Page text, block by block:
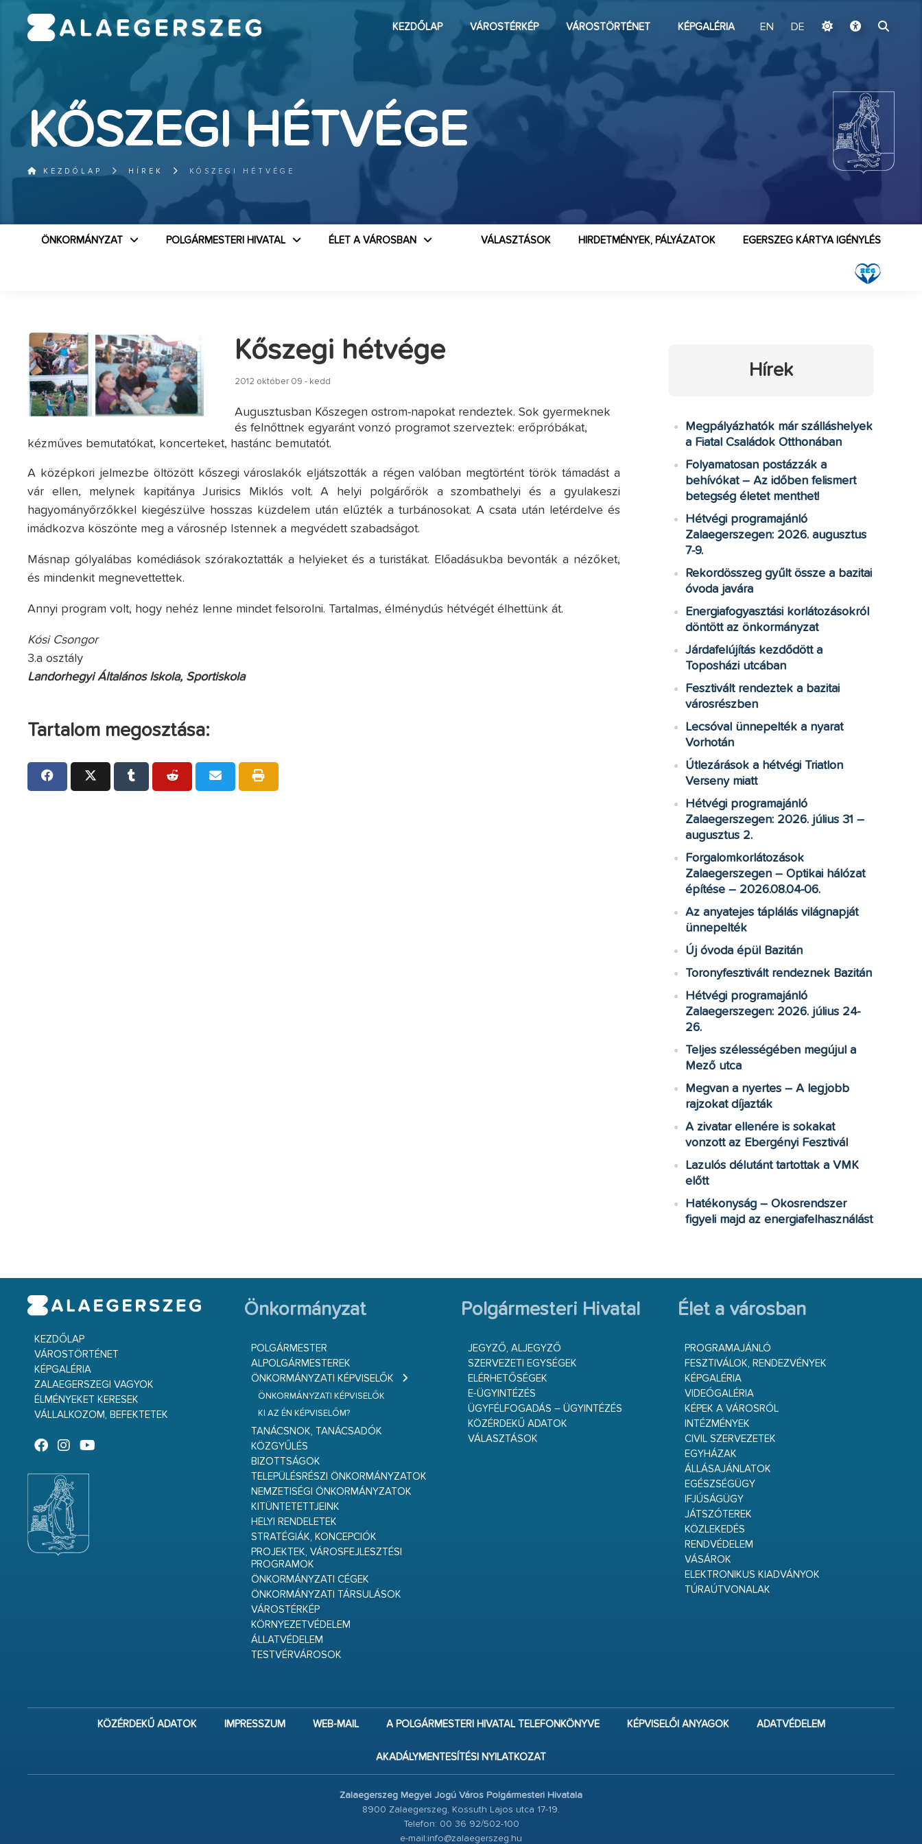
KEZDŐLAP VÁROSTÉRKÉP VÁROSTÖRTÉNET KÉPGALÉRIA EN DE
KŐSZEGI HÉTVÉGE
KEZDŐLAP HÍREK KŐSZEGI HÉTVÉGE
ÖNKORMÁNYZAT POLGÁRMESTERI HIVATAL ÉLET A VÁROSBAN EGERSZEG KÁRTYA IGÉNYLÉS
HIRDETMÉNYEK, PÁLYÁZATOK
VÁLASZTÁSOK
Kőszegi hétvége
2012 október 09 - kedd
Augusztusban Kőszegen ostrom-napokat rendeztek. Sok gyermeknek
és felnőttnek egyaránt vonzó programot szerveztek: erőpróbákat,
kézműves bemutatókat, koncerteket, hastánc bemutatót.
A középkori jelmezbe öltözött kőszegi városlakók eljátszották a régen valóban megtörtént török támadást a
vár ellen, melynek kapitánya Jurisics Miklós volt. A helyi polgárőrök a szombathelyi és a gyulakeszi
hagyományőrzőkkel kiegészülve hosszas küzdelem után elűzték a turbánosokat. A csata után letérdelve és
imádkozva köszönte meg a városnép Istennek a megvédett szabadságot.
Másnap gólyalábas komédiások szórakoztatták a helyieket és a turistákat. Előadásukba bevonták a nézőket,
és mindenkit megnevettettek.
Annyi program volt, hogy nehéz lenne mindet felsorolni. Tartalmas, élménydús hétvégét élhettünk át.
Kósi Csongor
3.a osztály
Landorhegyi Általános Iskola, Sportiskola
Tartalom megosztása:
Hírek
Megpályázhatók már szálláshelyek
a Fiatal Családok Otthonában
Folyamatosan postázzák a
behívókat – Az időben felismert
betegség életet menthet!
Hétvégi programajánló
Zalaegerszegen: 2026. augusztus
7-9.
Rekordösszeg gyűlt össze a bazitai
óvoda javára
Energiafogyasztási korlátozásokról
döntött az önkormányzat
Járdafelújítás kezdődött a
Toposházi utcában
Fesztivált rendeztek a bazitai
városrészben
Lecsóval ünnepelték a nyarat
Vorhotán
Útlezárások a hétvégi Triatlon
Verseny miatt
Hétvégi programajánló
Zalaegerszegen: 2026. július 31 –
augusztus 2.
Forgalomkorlátozások
Zalaegerszegen – Optikai hálózat
építése – 2026.08.04-06.
Az anyatejes táplálás világnapját
ünnepelték
Új óvoda épül Bazitán
Toronyfesztivált rendeznek Bazitán
Hétvégi programajánló
Zalaegerszegen: 2026. július 24-
26.
Teljes szélességében megújul a
Mező utca
Megvan a nyertes – A legjobb
rajzokat díjazták
A zivatar ellenére is sokakat
vonzott az Ebergényi Fesztivál
Lazulós délutánt tartottak a VMK
előtt
Hatékonyság – Okosrendszer
figyeli majd az energiafelhasználást
KEZDŐLAP
VÁROSTÖRTÉNET
KÉPGALÉRIA
ZALAEGERSZEGI VAGYOK
ÉLMÉNYEKET KERESEK
VÁLLALKOZOM, BEFEKTETEK
Önkormányzat
POLGÁRMESTER
ALPOLGÁRMESTEREK
ÖNKORMÁNYZATI KÉPVISELŐK
ÖNKORMÁNYZATI KÉPVISELŐK
KI AZ ÉN KÉPVISELŐM?
TANÁCSNOK, TANÁCSADÓK
KÖZGYŰLÉS
BIZOTTSÁGOK
TELEPÜLÉSRÉSZI ÖNKORMÁNYZATOK
NEMZETISÉGI ÖNKORMÁNYZATOK
KITÜNTETETTJEINK
HELYI RENDELETEK
STRATÉGIÁK, KONCEPCIÓK
PROJEKTEK, VÁROSFEJLESZTÉSI
PROGRAMOK
ÖNKORMÁNYZATI CÉGEK
ÖNKORMÁNYZATI TÁRSULÁSOK
VÁROSTÉRKÉP
KÖRNYEZETVÉDELEM
ÁLLATVÉDELEM
TESTVÉRVÁROSOK
Polgármesteri Hivatal
JEGYZŐ, ALJEGYZŐ
SZERVEZETI EGYSÉGEK
ELÉRHETŐSÉGEK
E-ÜGYINTÉZÉS
ÜGYFÉLFOGADÁS – ÜGYINTÉZÉS
KÖZÉRDEKŰ ADATOK
VÁLASZTÁSOK
Élet a városban
PROGRAMAJÁNLÓ
FESZTIVÁLOK, RENDEZVÉNYEK
KÉPGALÉRIA
VIDEÓGALÉRIA
KÉPEK A VÁROSRÓL
INTÉZMÉNYEK
CIVIL SZERVEZETEK
EGYHÁZAK
ÁLLÁSAJÁNLATOK
EGÉSZSÉGÜGY
IFJÚSÁGÜGY
JÁTSZÓTEREK
KÖZLEKEDÉS
RENDVÉDELEM
VÁSÁROK
ELEKTRONIKUS KIADVÁNYOK
TÚRAÚTVONALAK
KÖZÉRDEKŰ ADATOK IMPRESSZUM WEB-MAIL A POLGÁRMESTERI HIVATAL TELEFONKÖNYVE KÉPVISELŐI ANYAGOK ADATVÉDELEM
AKADÁLYMENTESÍTÉSI NYILATKOZAT
Zalaegerszeg Megyei Jogú Város Polgármesteri Hivatala
8900 Zalaegerszeg, Kossuth Lajos utca 17-19.
Telefon: 00 36 92/502-100
e-mail:info@zalaegerszeg.hu